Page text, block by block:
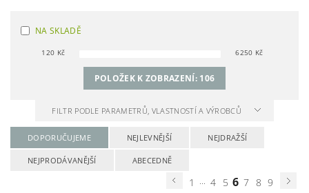
NA SKLADĚ
120 Kč 6250 Kč
POLOŽEK K ZOBRAZENÍ: 106
FILTR PODLE PARAMETRŮ, VLASTNOSTÍ A VÝROBCŮ
DOPORUČUJEME NEJLEVNĚJŠÍ NEJDRAŽŠÍ
NEJPRODÁVANĚJŠÍ ABECEDNĚ
1 ... 4 5 6 7 8 9